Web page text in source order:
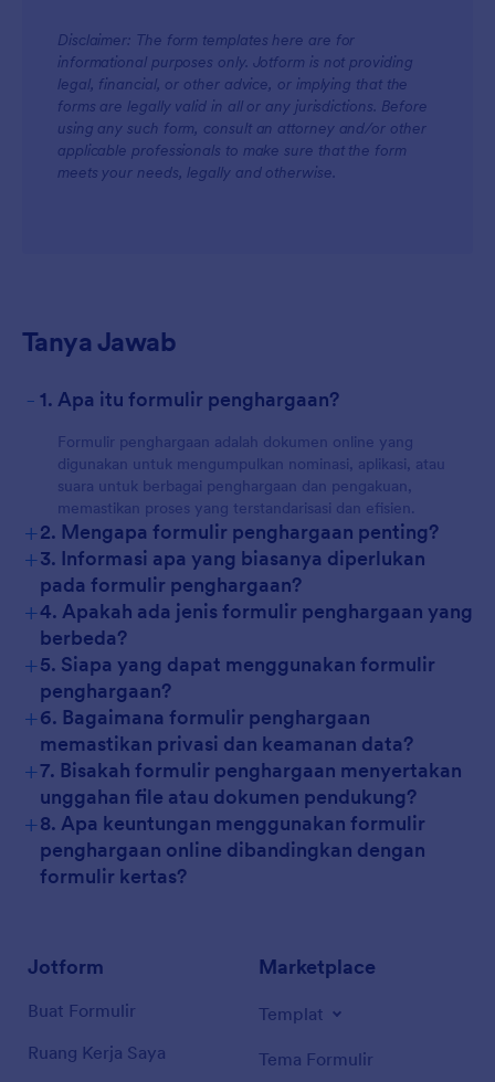
Disclaimer: The form templates here are for
informational purposes only. Jotform is not providing
legal, financial, or other advice, or implying that the
forms are legally valid in all or any jurisdictions. Before
using any such form, consult an attorney and/or other
applicable professionals to make sure that the form
meets your needs, legally and otherwise.
Tanya Jawab
- 1. Apa itu formulir penghargaan?
Formulir penghargaan adalah dokumen online yang
digunakan untuk mengumpulkan nominasi, aplikasi, atau
suara untuk berbagai penghargaan dan pengakuan,
memastikan proses yang terstandarisasi dan efisien.
+2. Mengapa formulir penghargaan penting?
+3. Informasi apa yang biasanya diperlukan
pada formulir penghargaan?
+4. Apakah ada jenis formulir penghargaan yang
berbeda?
+5. Siapa yang dapat menggunakan formulir
penghargaan?
+6. Bagaimana formulir penghargaan
memastikan privasi dan keamanan data?
+7. Bisakah formulir penghargaan menyertakan
unggahan file atau dokumen pendukung?
+8. Apa keuntungan menggunakan formulir
penghargaan online dibandingkan dengan
formulir kertas?
Jotform
Buat Formulir
Ruang Kerja Saya
Marketplace
Templat
Tema Formulir